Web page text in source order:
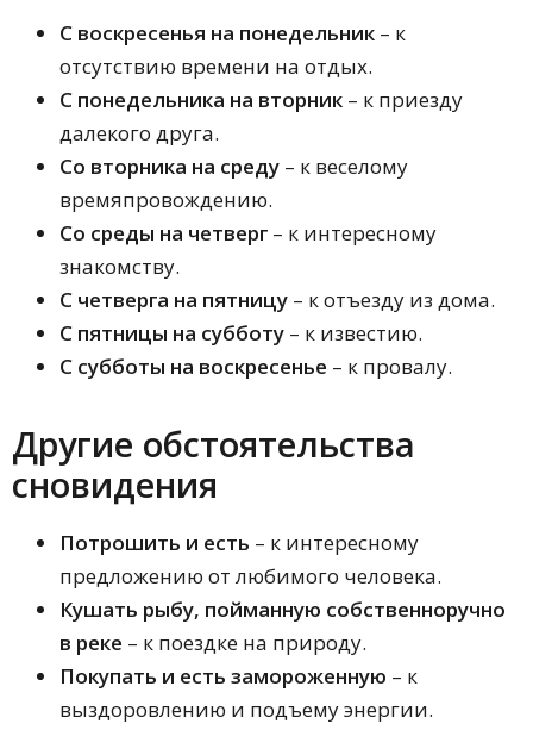
С воскресенья на понедельник – к
отсутствию времени на отдых.
С понедельника на вторник – к приезду
далекого друга.
Со вторника на среду – к веселому
времяпровождению.
Со среды на четверг – к интересному
знакомству.
С четверга на пятницу – к отъезду из дома.
С пятницы на субботу – к известию.
С субботы на воскресенье – к провалу.
Другие обстоятельства
сновидения
Потрошить и есть – к интересному
предложению от любимого человека.
Кушать рыбу, пойманную собственноручно
в реке – к поездке на природу.
Покупать и есть замороженную – к
выздоровлению и подъему энергии.